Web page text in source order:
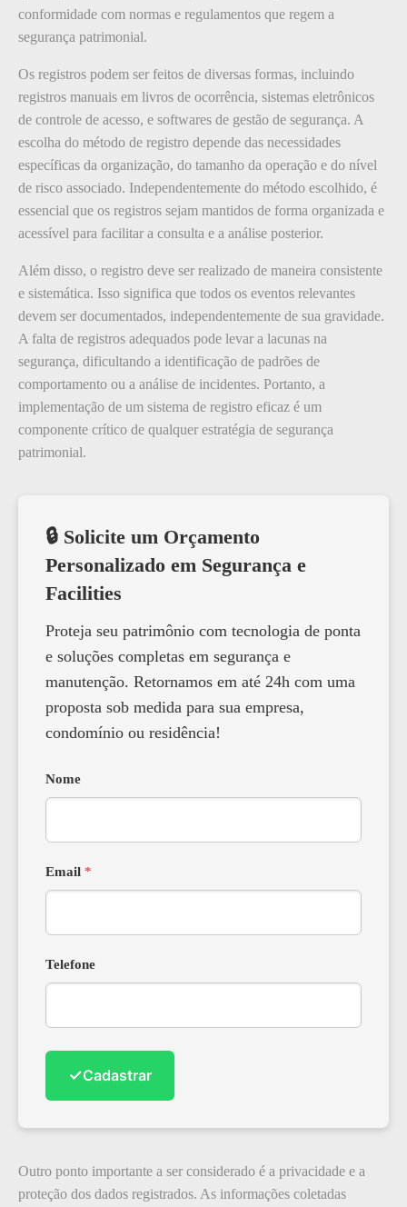
conformidade com normas e regulamentos que regem a
segurança patrimonial.
Os registros podem ser feitos de diversas formas, incluindo
registros manuais em livros de ocorrência, sistemas eletrônicos
de controle de acesso, e softwares de gestão de segurança. A
escolha do método de registro depende das necessidades
específicas da organização, do tamanho da operação e do nível
de risco associado. Independentemente do método escolhido, é
essencial que os registros sejam mantidos de forma organizada e
acessível para facilitar a consulta e a análise posterior.
Além disso, o registro deve ser realizado de maneira consistente
e sistemática. Isso significa que todos os eventos relevantes
devem ser documentados, independentemente de sua gravidade.
A falta de registros adequados pode levar a lacunas na
segurança, dificultando a identificação de padrões de
comportamento ou a análise de incidentes. Portanto, a
implementação de um sistema de registro eficaz é um
componente crítico de qualquer estratégia de segurança
patrimonial.
🔒 Solicite um Orçamento
Personalizado em Segurança e
Facilities
Proteja seu patrimônio com tecnologia de ponta
e soluções completas em segurança e
manutenção. Retornamos em até 24h com uma
proposta sob medida para sua empresa,
condomínio ou residência!
Nome
Email *
Telefone
✓Cadastrar
Outro ponto importante a ser considerado é a privacidade e a
proteção dos dados registrados. As informações coletadas